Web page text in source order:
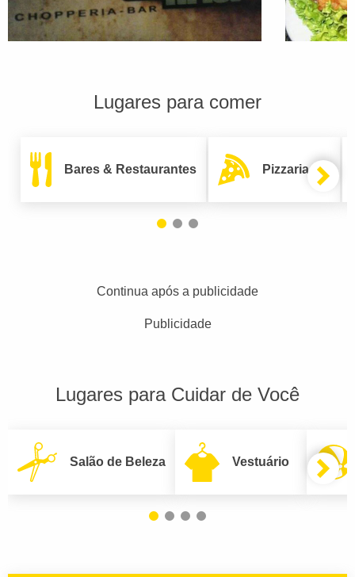
Lugares para comer
Bares & Restaurantes Pizzarias
Continua após a publicidade
Publicidade
Lugares para Cuidar de Você
Salão de Beleza Vestuário